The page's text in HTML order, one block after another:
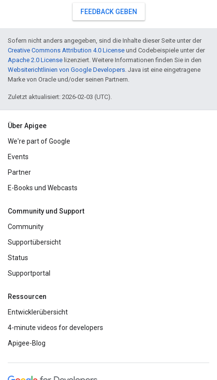
FEEDBACK GEBEN
Sofern nicht anders angegeben, sind die Inhalte dieser Seite unter der
Creative Commons Attribution 4.0 License und Codebeispiele unter der
Apache 2.0 License lizenziert. Weitere Informationen finden Sie in den
Websiterichtlinien von Google Developers. Java ist eine eingetragene
Marke von Oracle und/oder seinen Partnern.
Zuletzt aktualisiert: 2026-02-03 (UTC).
Über Apigee
We're part of Google
Events
Partner
E-Books und Webcasts
Community und Support
Community
Supportübersicht
Status
Supportportal
Ressourcen
Entwicklerübersicht
4-minute videos for developers
Apigee-Blog